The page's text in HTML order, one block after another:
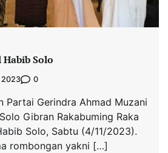
Solo
2023 0
Partai Gerindra Ahmad Muzani
Gibran Rakabuming Raka
Solo, Sabtu (4/11/2023).
rombongan yakni […]